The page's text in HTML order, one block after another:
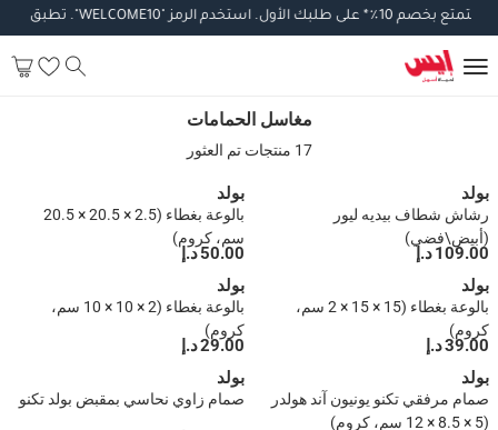
بخصم10 ٪* على طلبك الأول.استخدم الرمز"WELCOME10". تطبق
مغاسل الحماماتمغاسل الحمامات
17 منتجات تم العثور
بولد
رشاش شطاف بيديه ليور
(أبيض\فضي)
109.00 د.إ
بولد
بالوعة بغطاء (2.5 × 20.5 × 20.5
سم، كروم)
50.00 د.إ
بولد
بالوعة بغطاء (15 × 15 × 2 سم،
كروم)
39.00 د.إ
بولد
بالوعة بغطاء (2 × 10 × 10 سم،
كروم)
29.00 د.إ
بولد
صمام مرفقي تكنو يونيون آند هولدر
(5 × 8.5 × 12 سم، كروم)
بولد
صمام زاوي نحاسي بمقبض بولد تكنو